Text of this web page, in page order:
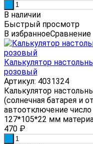
В наличии
Быстрый просмотр
В избранноеСравнение
Калькулятор
розовый
Артикул: 4031324
Калькулятор
(солнечная батарея и
автоотключение
127*105*22 мм
470 ₽